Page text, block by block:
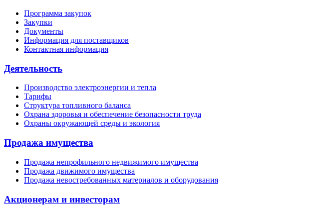
Программа закупок
Закупки
Документы
Информация для поставщиков
Контактная информация
Деятельность
Производство электроэнергии и тепла
Тарифы
Структура топливного баланса
Охрана здоровья и обеспечение безопасности труда
Охраны окружающей среды и экология
Продажа имущества
Продажа непрофильного недвижимого имущества
Продажа движимого имущества
Продажа невостребованных материалов и оборудования
Акционерам и инвесторам